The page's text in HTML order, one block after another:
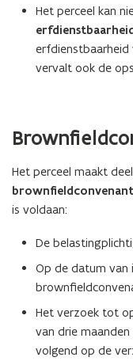
Het perceel kan
vervalt ook de
Het perceel maakt
brownfieldconvenant
is voldaan:
De
Op de datum van
Het verzoek tot
van drie
volgend op de